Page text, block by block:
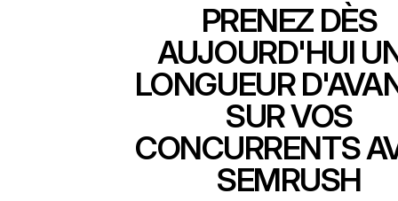
PRENEZ DÈS
AUJOURD'HUI
LONGUEUR
SUR VOS
CONCURRENTS
SEMRUSH